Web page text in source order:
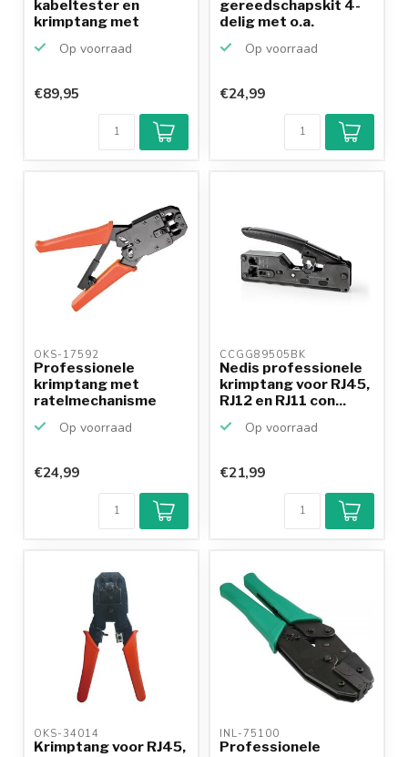
kabeltester en
krimptang met
Op voorraad
€89,95
gereedschapskit 4-
delig met o.a.
Op voorraad
€24,99
OKS-17592
Professionele
krimptang met
ratelmechanisme
Op voorraad
€24,99
CCGG89505BK
Nedis professionele
krimptang voor RJ45,
RJ12 en RJ11 con...
Op voorraad
Klantenbeoordeling
9,2/10
Achteraf
betalen mogelijk
€21,99
OKS-34014
Krimptang voor RJ45,
INL-75100
Professionele